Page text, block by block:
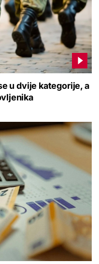
u dvije kategorije, a